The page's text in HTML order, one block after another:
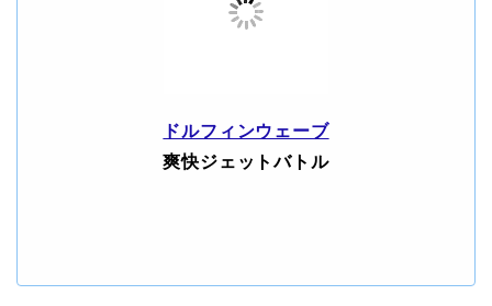
ドルフィンウェーブ
爽快ジェットバトル